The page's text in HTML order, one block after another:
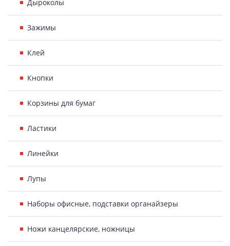
Дыроколы
Зажимы
Клей
Кнопки
Корзины для бумаг
Ластики
Линейки
Лупы
Наборы офисные, подставки органайзеры
Ножи канцелярские, ножницы